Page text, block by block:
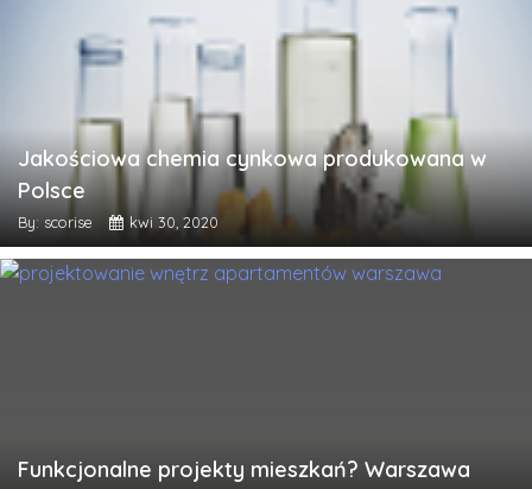
Jakościowa chemia cynkowa produkowana w
Polsce
By: scorise kwi 30, 2020
Funkcjonalne projekty mieszkań? Warszawa